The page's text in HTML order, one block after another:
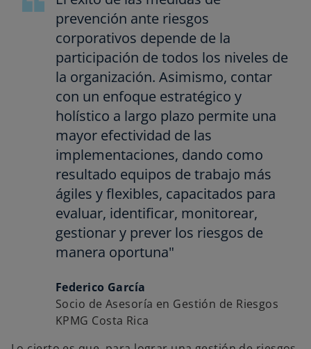
prevención ante riesgos
corporativos depende de la
participación de todos los niveles de
la organización. Asimismo, contar
con un enfoque estratégico y
holístico a largo plazo permite una
mayor efectividad de las
implementaciones, dando como
resultado equipos de trabajo más
ágiles y flexibles, capacitados para
evaluar, identificar, monitorear,
gestionar y prever los riesgos de
manera oportuna"
Federico García
Socio de Asesoría en Gestión de Riesgos
KPMG Costa Rica